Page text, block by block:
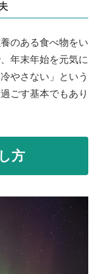
のある食べ物をい
年末年始を元気に
やさない」という
ごす基本でもあり
方